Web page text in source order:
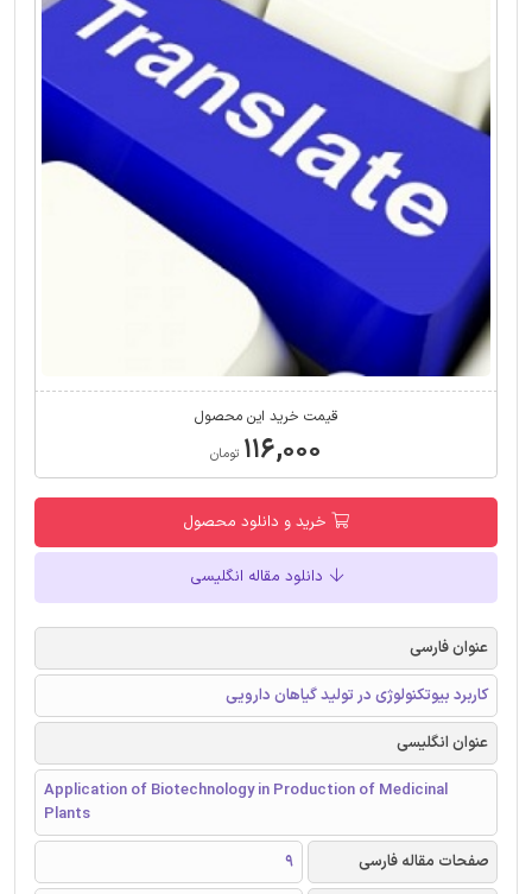
قیمت خرید این محصول
۱۱۶,۰۰۰ تومان
خرید و دانلود محصول
دانلود مقاله انگلیسی
عنوان فارسی
کاربرد بیوتکنولوژی در تولید گیاهان دارویی
عنوان انگلیسی
Application of Biotechnology in Production of Medicinal
Plants
صفحات مقاله فارسی
9